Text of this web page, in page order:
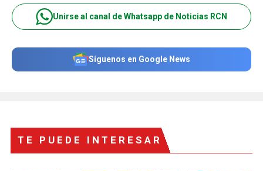
Unirse al canal de Whatsapp de Noticias RCN
Síguenos en Google News
TE PUEDE INTERESAR